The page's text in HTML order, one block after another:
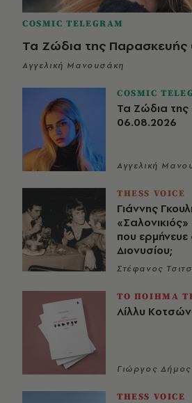
COSMIC TELEGRAM
Τα Ζώδια της Παρασκευής
Αγγελική Μανουσάκη
COSMIC
Τα Ζώδια της
06.08.2026
Αγγελική
THESS VOICE
Γιάννης
που
Διονυσίου;
Στέφανος
ΤΟ ΠΟΙΗΜΑ
Λίλλυ
Γιώργος Δήμος
THESS VOICE